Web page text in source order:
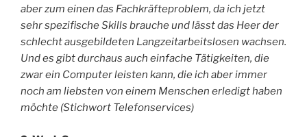
aber zum einen das Fachkräfteproblem, da ich jetzt
sehr spezifische Skills brauche und lässt das Heer der
schlecht ausgebildeten Langzeitarbeitslosen wachsen.
Und es gibt durchaus auch einfache Tätigkeiten, die
zwar ein Computer leisten kann, die ich aber immer
noch am liebsten von einem Menschen erledigt haben
möchte (Stichwort Telefonservices)